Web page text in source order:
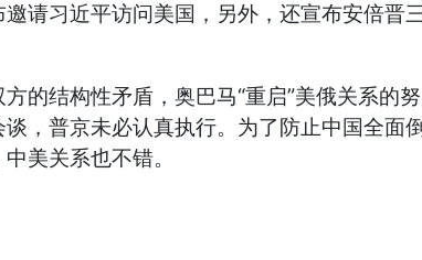
习近平访问美国，另外，还宣布安倍晋
结构性矛盾，奥巴马“重启”美俄关系的
，普京未必认真执行。为了防止中国全面
美关系也不错。